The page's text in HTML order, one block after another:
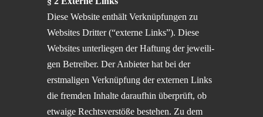
Diese Website enthält Verknüp­fun­gen zu
Websites Dritter (“externe Links”). Diese
Websites unter­lie­gen der Haftung der jewei­li­
gen Betrei­ber. Der Anbie­ter hat bei der
erstma­li­gen Verknüp­fung der exter­nen Links
die fremden Inhalte darauf­hin überprüft, ob
etwaige Rechts­ver­stöße bestehen. Zu dem